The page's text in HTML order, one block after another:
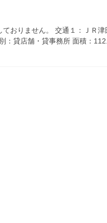
おりません。 交通１：ＪＲ
：貸店舗・貸事務所 面積：